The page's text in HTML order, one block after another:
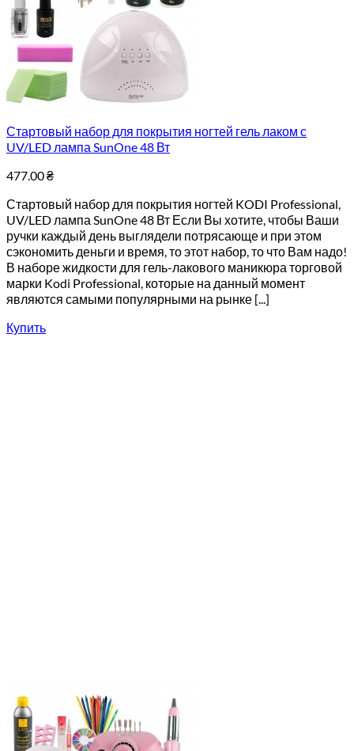
Стартовый набор для покрытия ногтей гель лаком с
UV/LED лампа SunOne 48 Вт
477.00₴
Стартовый набор для покрытия ногтей KODI Professional,
UV/LED лампа SunOne 48 Вт Если Вы хотите, чтобы Ваши
ручки каждый день выглядели потрясающе и при этом
сэкономить деньги и время, то этот набор, то что Вам надо!
В наборе жидкости для гель-лакового маникюра торговой
марки Kodi Professional, которые на данный момент
являются самыми популярными на рынке [...]
Купить